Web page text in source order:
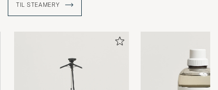
lugt og bakterier fjernes.
TIL STEAMERY